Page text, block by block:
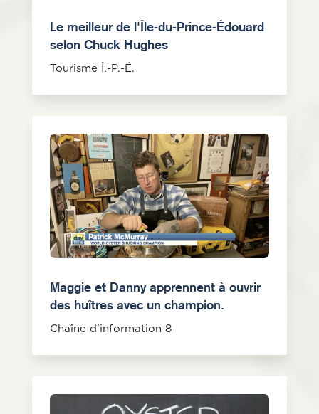
Le meilleur de l'Île-du-Prince-Édouard
selon Chuck Hughes
Tourisme Î.-P.-É.
Maggie et Danny apprennent à ouvrir
des huîtres avec un champion.
Chaîne d'information 8